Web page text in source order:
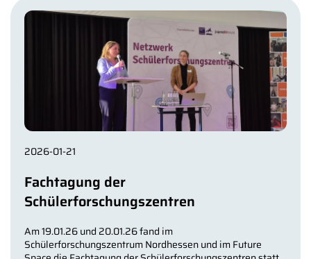
2026-01-21
Fachtagung der
Schülerforschungszentren
Am 19.01.26 und 20.01.26 fand im
Schülerforschungszentrum Nordhessen und im Future